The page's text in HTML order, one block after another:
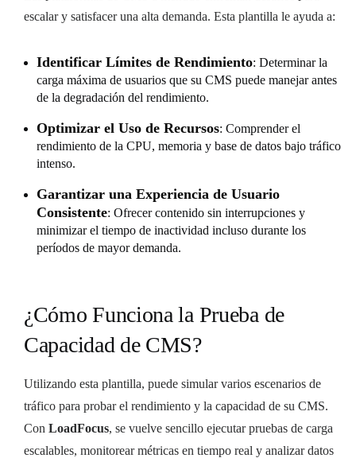
escalar y satisfacer una alta demanda. Esta plantilla le ayuda a:
Identificar Límites de Rendimiento: Determinar la
carga máxima de usuarios que su CMS puede manejar antes
de la degradación del rendimiento.
Optimizar el Uso de Recursos: Comprender el
rendimiento de la CPU, memoria y base de datos bajo tráfico
intenso.
Garantizar una Experiencia de Usuario
Consistente: Ofrecer contenido sin interrupciones y
minimizar el tiempo de inactividad incluso durante los
períodos de mayor demanda.
¿Cómo Funciona la Prueba de
Capacidad de CMS?
Utilizando esta plantilla, puede simular varios escenarios de
tráfico para probar el rendimiento y la capacidad de su CMS.
Con LoadFocus, se vuelve sencillo ejecutar pruebas de carga
escalables, monitorear métricas en tiempo real y analizar datos